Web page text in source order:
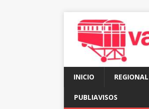
INICIO REGIONAL
PUBLIAVISOS